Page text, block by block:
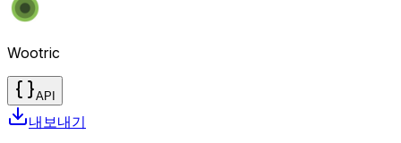
Wootric
API
내보내기